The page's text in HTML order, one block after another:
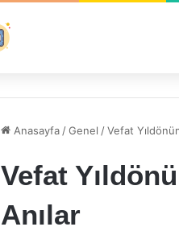
Anasayfa /Genel /Vefat
Vefat
Anılar